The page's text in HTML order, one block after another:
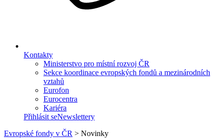
Kontakty
Ministerstvo pro místní rozvoj ČR
Sekce koordinace evropských fondů a mezinárodních
vztahů
Eurofon
Eurocentra
Kariéra
Přihlásit seNewslettery
Evropské fondy v ČR > Novinky